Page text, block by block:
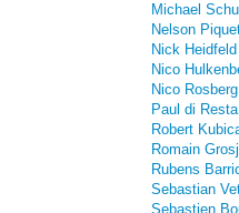
Michael
Nelson
Nick Heidfeld
Nico
Nico Rosberg
Paul di Resta
Robert
Romain
Rubens
Sebastian
Sebastien